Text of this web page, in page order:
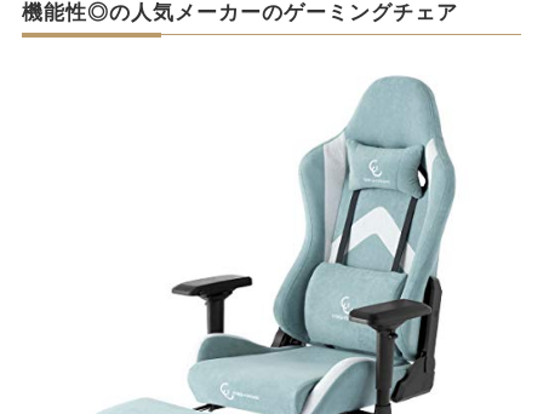
機能性◎の人気メーカーのゲーミングチェア